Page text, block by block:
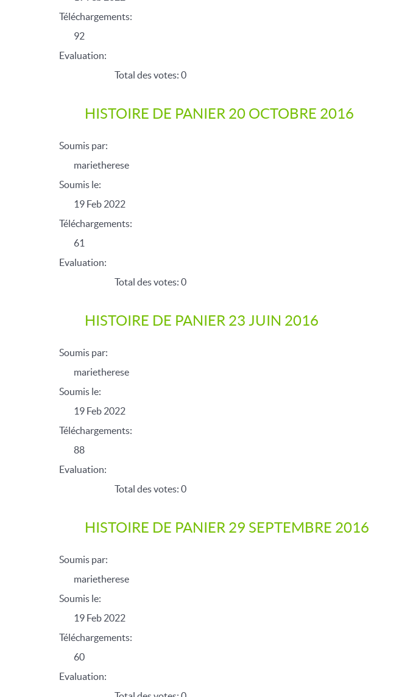
Téléchargements:
92
Evaluation:
Total des votes: 0
HISTOIRE DE PANIER 20 OCTOBRE 2016
Soumis par:
marietherese
Soumis le:
19 Feb 2022
Téléchargements:
61
Evaluation:
Total des votes: 0
HISTOIRE DE PANIER 23 JUIN 2016
Soumis par:
marietherese
Soumis le:
19 Feb 2022
Téléchargements:
88
Evaluation:
Total des votes: 0
HISTOIRE DE PANIER 29 SEPTEMBRE 2016
Soumis par:
marietherese
Soumis le:
19 Feb 2022
Téléchargements:
60
Evaluation: